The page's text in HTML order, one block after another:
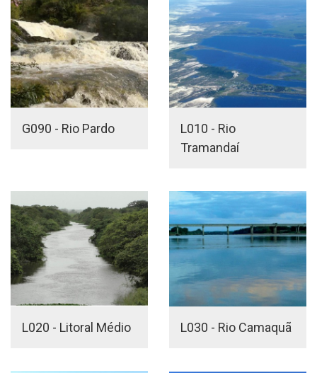
G090 - Rio Pardo
L010 - Rio
Tramandaí
L020 - Litoral Médio L030 - Rio Camaquã